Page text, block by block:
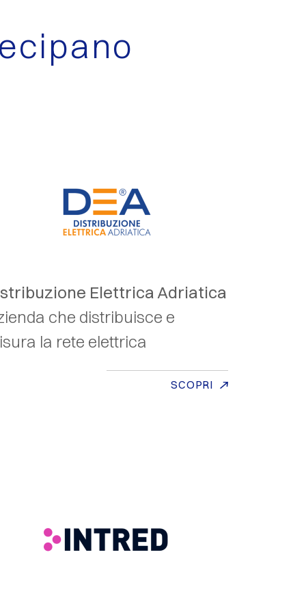
Elettrica Adriatica
che distribuisce e
la rete elettrica
SCOPRI